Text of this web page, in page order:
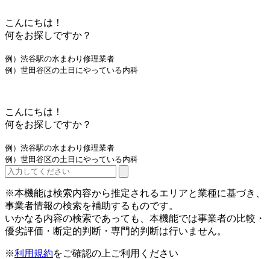
こんにちは！
何をお探しですか？
例）渋谷駅の水まわり修理業者
例）世田谷区の土日にやっている内科
こんにちは！
何をお探しですか？
例）渋谷駅の水まわり修理業者
例）世田谷区の土日にやっている内科
※本機能は検索内容から推定されるエリアと業種に基づき、
事業者情報の検索を補助するものです。
いかなる内容の検索であっても、本機能では事業者の比較・
優劣評価・断定的判断・専門的判断は行いません。
※利用規約をご確認の上ご利用ください